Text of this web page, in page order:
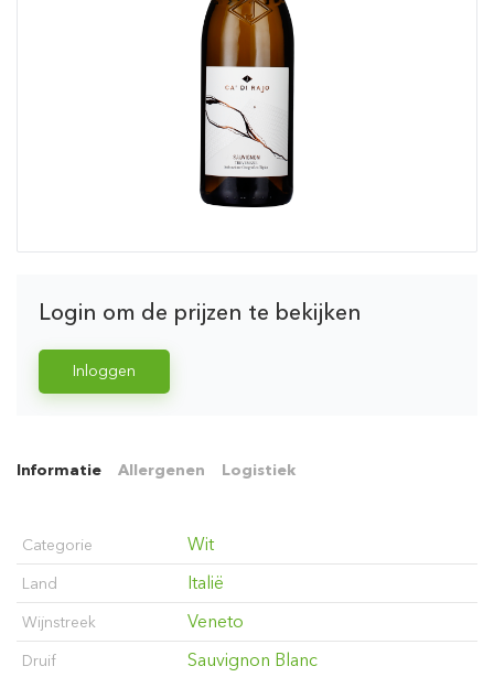
Login om de prijzen te bekijken
Inloggen
Informatie Allergenen Logistiek
Categorie Wit
Land Italië
Wijnstreek Veneto
Druif Sauvignon Blanc